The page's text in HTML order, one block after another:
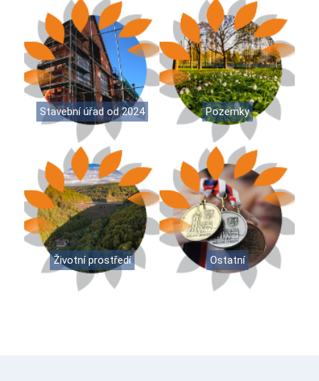
Stavební úřad od 2024 Pozemky
Životní prostředí Ostatní